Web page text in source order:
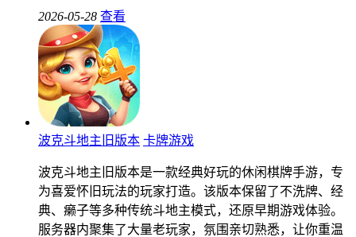
2026-05-28 查看
波克斗地主旧版本 卡牌游戏
波克斗地主旧版本是一款经典好玩的休闲棋牌手游，专
为喜爱怀旧玩法的玩家打造。该版本保留了不洗牌、经
典、癞子等多种传统斗地主模式，还原早期游戏体验。
服务器内聚集了大量老玩家，氛围亲切熟悉，让你重温